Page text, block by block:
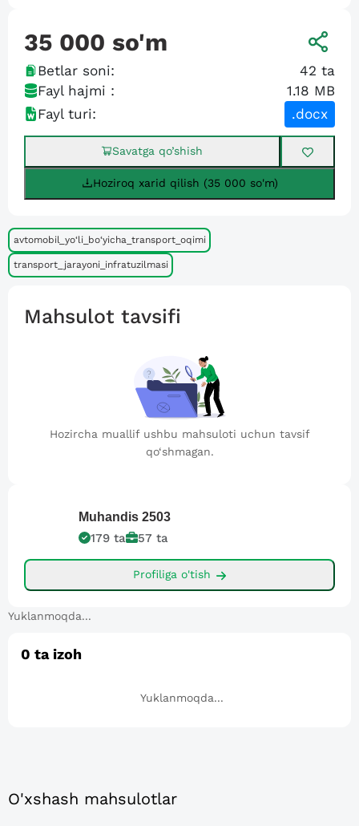
35 000 so'm
Betlar soni: 42 ta
Fayl hajmi :
1.18 MB
Fayl turi:
.docx
Savatga qo’shish
Hoziroq xarid qilish (35 000 so'm)
avtomobil_yo‘li_bo‘yicha_transport_oqimi
transport_jarayoni_infratuzilmasi
Mahsulot tavsifi
Hozircha muallif ushbu mahsuloti uchun tavsif
qo‘shmagan.
Muhandis 2503
179 ta 57 ta
Profiliga o'tish
Yuklanmoqda...
0 ta izoh
Yuklanmoqda...
O'xshash mahsulotlar